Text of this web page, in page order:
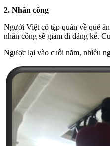
2. Nhân công
Người Việt có tập quán về quê
nhân công sẽ giảm đi đáng kể.
Ngược lại vào cuối năm, nhiều